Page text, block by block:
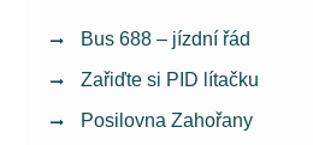
Bus 688 – jízdní řád
Zařiďte si PID lítačku
Posilovna Zahořany